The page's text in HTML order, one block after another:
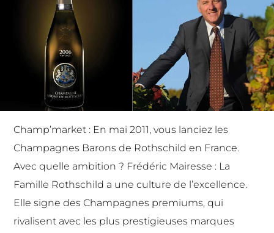
Champ’market : En mai 2011, vous lanciez les
Champagnes Barons de Rothschild en France.
Avec quelle ambition ? Frédéric Mairesse : La
Famille Rothschild a une culture de l’excellence.
Elle signe des Champagnes premiums, qui
rivalisent avec les plus prestigieuses marques